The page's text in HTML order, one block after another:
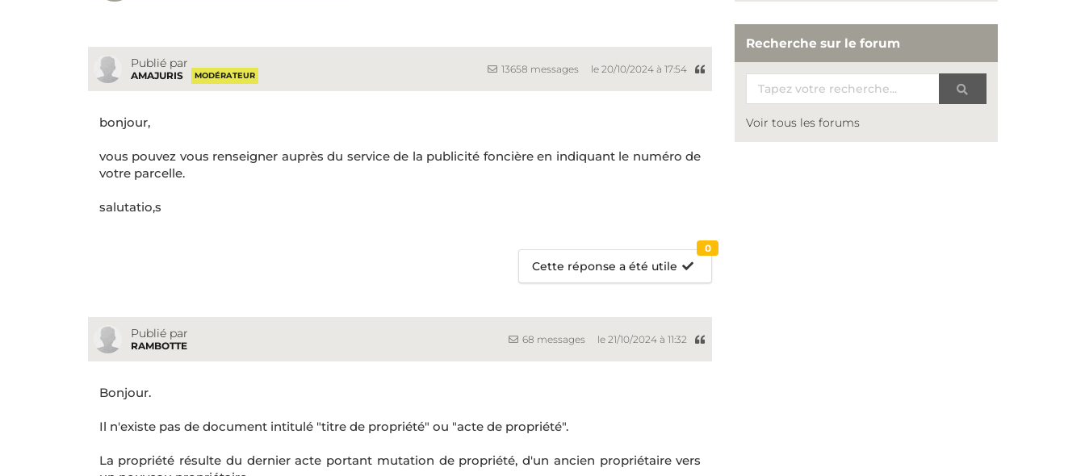
Publié par
AMAJURIS MODÉRATEUR
13658 messages le 20/10/2024 à 17:54
bonjour,
vous pouvez vous renseigner auprès du service de la publicité foncière en indiquant le numéro de
votre parcelle.
salutatio,s
Cette réponse a été utile
0
Publié par
RAMBOTTE
68 messages le 21/10/2024 à 11:32
Bonjour.
Il n'existe pas de document intitulé "titre de propriété" ou "acte de propriété".
La propriété résulte du dernier acte portant mutation de propriété, d'un ancien propriétaire vers
Recherche sur le forum
Voir tous les forums